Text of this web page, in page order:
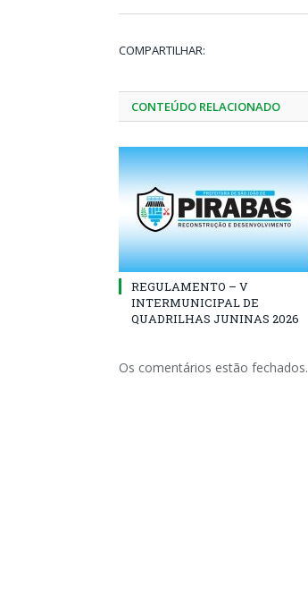
COMPARTILHAR:
CONTEÚDO RELACIONADO
REGULAMENTO – V
INTERMUNICIPAL DE
QUADRILHAS JUNINAS 2026
Os comentários estão fechados.